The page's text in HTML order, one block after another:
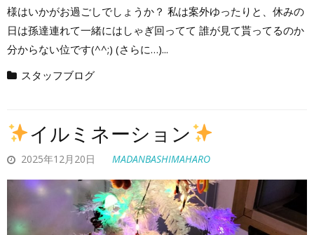
様はいかがお過ごしでしょうか？ 私は案外ゆったりと、休みの
日は孫達連れて一緒にはしゃぎ回ってて 誰が見て貰ってるのか
分からない位です(^^;) (さらに…)...
スタッフブログ
イルミネーション
2025年12月20日 MADANBASHIMAHARO